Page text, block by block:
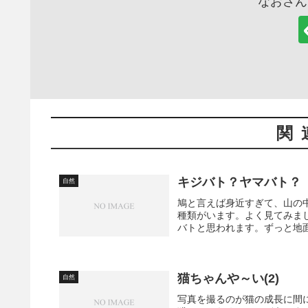
関
自然 キジバト？ヤマバト？
鳩と言えば身近すぎて、山の
種類がいます。よく見てみま
バトと思われます。ずっと地
自然 猫ちゃんや～い(2)
写真を撮るのが猫の成長に間